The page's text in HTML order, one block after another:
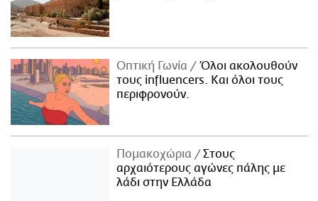
Οπτική Γωνία
Όλοι ακολουθούν
τους influencers. Και όλοι τους
περιφρονούν.
Πομακοχώρια
Στους
αρχαιότερους αγώνες πάλης με
λάδι στην Ελλάδα